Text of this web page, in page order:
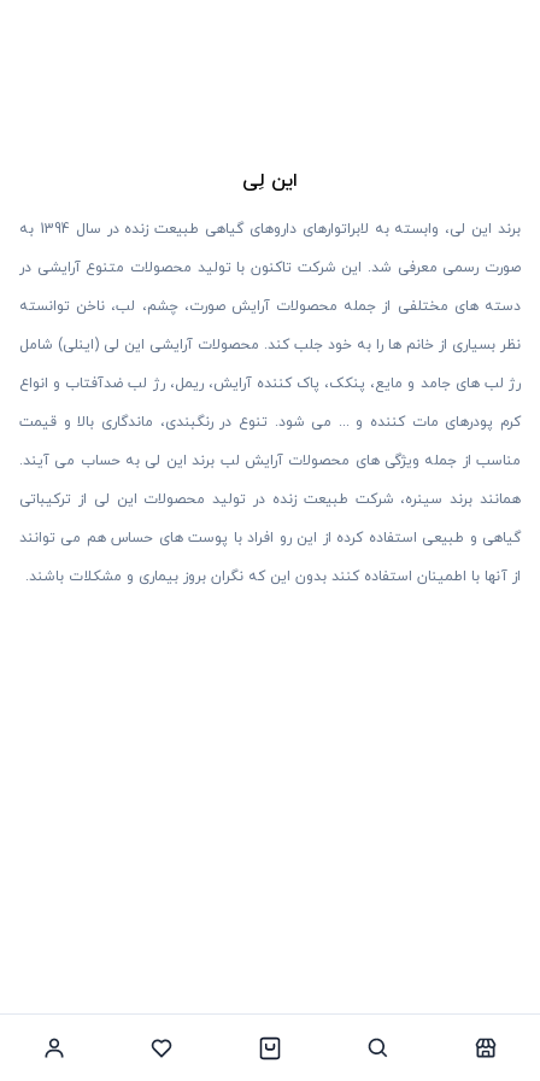
این لِی
برند این لی، وابسته به لابراتوارهای داروهای گیاهی طبیعت زنده در سال 1394 به
صورت رسمی معرفی شد. این شرکت تاکنون با تولید محصولات متنوع آرایشی در
دسته های مختلفی از جمله محصولات آرایش صورت، چشم، لب، ناخن توانسته
نظر بسیاری از خانم ها را به خود جلب کند. محصولات آرایشی این لی (اینلی) شامل
رژ لب های جامد و مایع، پنکک، پاک کننده آرایش، ریمل، رژ لب ضدآفتاب و انواع
کرم پودرهای مات کننده و ... می شود. تنوع در رنگبندی، ماندگاری بالا و قیمت
مناسب از جمله ویژگی‌ های محصولات آرایش لب برند این لی به حساب می‌ آیند.
همانند برند سینره، شرکت طبیعت زنده در تولید محصولات این لی از ترکیباتی
گیاهی و طبیعی استفاده کرده از این رو افراد با پوست های حساس هم می توانند
از آنها با اطمینان استفاده کنند بدون این که نگران بروز بیماری و مشکلات باشند.